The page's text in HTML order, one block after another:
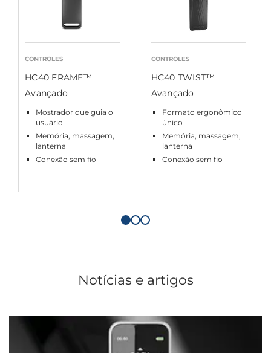
CONTROLES
HC40 FRAME™
Avançado
Mostrador que guia o
usuário
Memória, massagem,
lanterna
Conexão sem fio
CONTROLES
HC40 TWIST™
Avançado
Formato ergonômico
único
Memória, massagem,
lanterna
Conexão sem fio
Notícias e artigos